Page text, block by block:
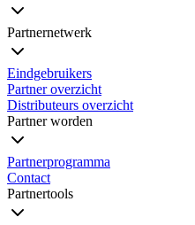
Partnernetwerk
Eindgebruikers
Partner overzicht
Distributeurs overzicht
Partner worden
Partnerprogramma
Contact
Partnertools